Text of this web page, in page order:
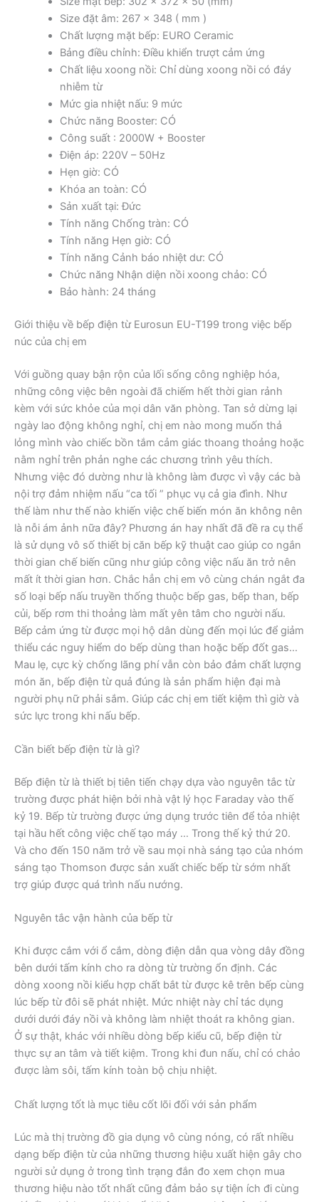
Size đặt âm: 267 x 348 ( mm )
Chất lượng mặt bếp: EURO Ceramic
Bảng điều chỉnh: Điều khiển trượt cảm ứng
Chất liệu xoong nồi: Chỉ dùng xoong nồi có đáy
nhiễm từ
Mức gia nhiệt nấu: 9 mức
Chức năng Booster: CÓ
Công suất : 2000W + Booster
Điện áp: 220V – 50Hz
Hẹn giờ: CÓ
Khóa an toàn: CÓ
Sản xuất tại: Đức
Tính năng Chống tràn: CÓ
Tính năng Hẹn giờ: CÓ
Tính năng Cảnh báo nhiệt dư: CÓ
Chức năng Nhận diện nồi xoong chảo: CÓ
Bảo hành: 24 tháng
Giới thiệu về bếp điện từ Eurosun EU-T199 trong việc bếp
núc của chị em
Với guồng quay bận rộn của lối sống công nghiệp hóa,
những công việc bên ngoài đã chiếm hết thời gian rảnh
kèm với sức khỏe của mọi dân văn phòng. Tan sở dừng lại
ngày lao động không nghỉ, chị em nào mong muốn thả
lỏng mình vào chiếc bồn tắm cảm giác thoang thoảng hoặc
nằm nghỉ trên phản nghe các chương trình yêu thích.
Nhưng việc đó dường như là không làm được vì vậy các bà
nội trợ đảm nhiệm nấu “ca tối ” phục vụ cả gia đình. Như
thế làm như thế nào khiến việc chế biến món ăn không nên
là nỗi ám ảnh nữa đây? Phương án hay nhất đã đề ra cụ thể
là sử dụng vô số thiết bị căn bếp kỹ thuật cao giúp co ngắn
thời gian chế biến cũng như giúp công việc nấu ăn trở nên
mất ít thời gian hơn. Chắc hẳn chị em vô cùng chán ngắt đa
số loại bếp nấu truyền thống thuộc bếp gas, bếp than, bếp
củi, bếp rơm thi thoảng làm mất yên tâm cho người nấu.
Bếp cảm ứng từ được mọi hộ dân dùng đến mọi lúc để giảm
thiểu các nguy hiểm do bếp dùng than hoặc bếp đốt gas…
Mau lẹ, cực kỳ chống lãng phí vẫn còn bảo đảm chất lượng
món ăn, bếp điện từ quả đúng là sản phẩm hiện đại mà
người phụ nữ phải sắm. Giúp các chị em tiết kiệm thì giờ và
sức lực trong khi nấu bếp.
Cần biết bếp điện từ là gì?
Bếp điện từ là thiết bị tiên tiến chạy dựa vào nguyên tắc từ
trường được phát hiện bởi nhà vật lý học Faraday vào thế
kỷ 19. Bếp từ trường được ứng dụng trước tiên để tỏa nhiệt
tại hầu hết công việc chế tạo máy … Trong thế kỷ thứ 20.
Và cho đến 150 năm trở về sau mọi nhà sáng tạo của nhóm
sáng tạo Thomson được sản xuất chiếc bếp từ sớm nhất
trợ giúp được quá trình nấu nướng.
Nguyên tắc vận hành của bếp từ
Khi được cắm với ổ cắm, dòng điện dẫn qua vòng dây đồng
bên dưới tấm kính cho ra dòng từ trường ổn định. Các
dòng xoong nồi kiểu hợp chất bắt từ được kê trên bếp cùng
lúc bếp từ đôi sẽ phát nhiệt. Mức nhiệt này chỉ tác dụng
dưới dưới đáy nồi và không làm nhiệt thoát ra không gian.
Ở sự thật, khác với nhiều dòng bếp kiểu cũ, bếp điện từ
thực sự an tâm và tiết kiệm. Trong khi đun nấu, chỉ có chảo
được làm sôi, tấm kính toàn bộ chịu nhiệt.
Chất lượng tốt là mục tiêu cốt lõi đối với sản phẩm
Lúc mà thị trường đồ gia dụng vô cùng nóng, có rất nhiều
dạng bếp điện từ của những thương hiệu xuất hiện gây cho
người sử dụng ở trong tình trạng đắn đo xem chọn mua
thương hiệu nào tốt nhất cũng đảm bảo sự tiện ích đi cùng